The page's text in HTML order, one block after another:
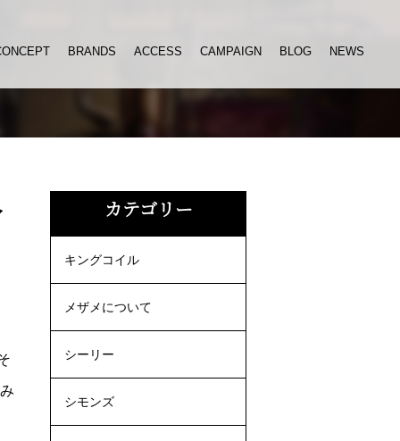
BRANDS ACCESS CAMPAIGN BLOG NEWS
カテゴリー
キングコイル
メザメについて
シーリー
シモンズ